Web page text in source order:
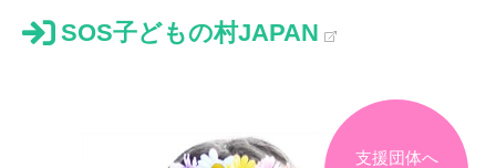
SOS子どもの村JAPAN
支援団体へ